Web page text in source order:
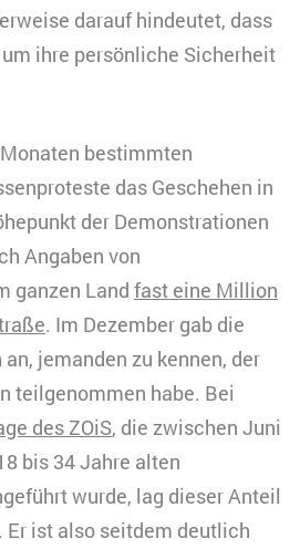
darauf hindeutet, dass
ihre persönliche Sicherheit
bestimmten
das Geschehen in
der Demonstrationen
Angaben von
ganzen Land fast eine Million
. Im Dezember gab die
jemanden zu kennen, der
teilgenommen habe. Bei
des ZOiS, die zwischen Juni
bis 34 Jahre alten
wurde, lag dieser Anteil
Er ist also seitdem deutlich